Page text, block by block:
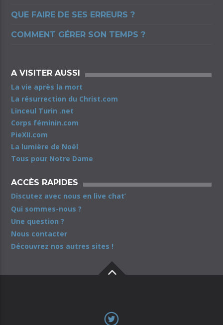
QUE FAIRE DE SES ERREURS ?
COMMENT GÉRER SON TEMPS ?
A VISITER AUSSI
La vie après la mort
La résurrection du Christ.com
Linceul Turin .net
Corps féminin.com
PieXII.com
La lumière de Noël
Tous pour Notre Dame
ACCÈS RAPIDES
Discutez avec nous en live chat’
Qui sommes-nous ?
Une question ?
Nous contacter
Découvrez nos autres sites !